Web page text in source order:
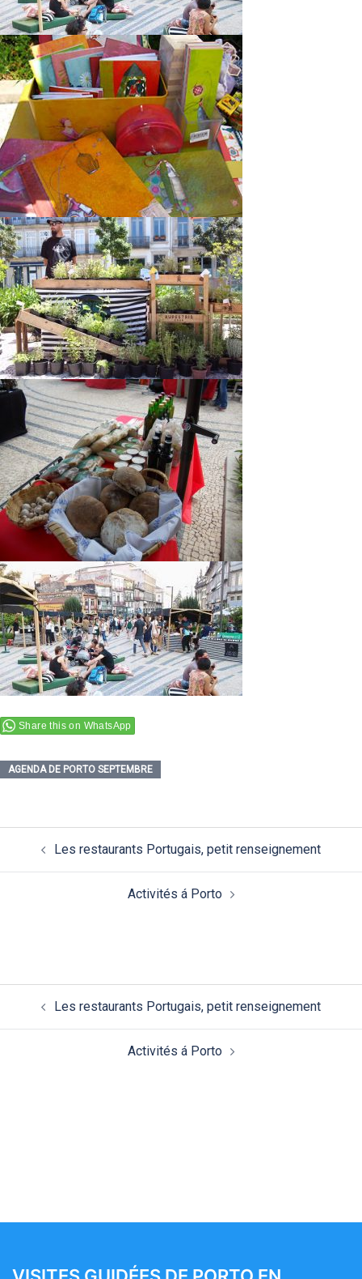
Share this on WhatsApp
AGENDA DE PORTO SEPTEMBRE
d’articleLes restaurants Portugais, petit renseignement
Activités á Porto
d’articleLes restaurants Portugais, petit renseignement
Activités á Porto